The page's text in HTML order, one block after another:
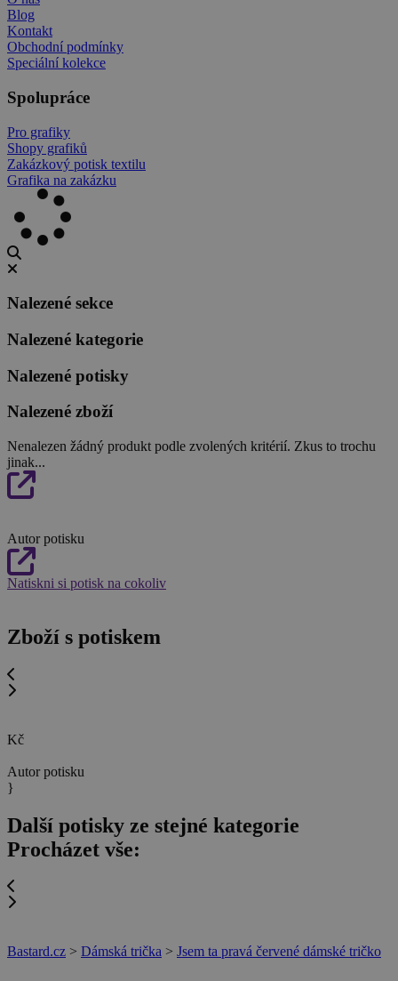
Blog
Kontakt
Obchodní podmínky
Speciální kolekce
Spolupráce
Pro grafiky
Shopy grafiků
Zakázkový potisk textilu
Grafika na zakázku
Nalezené sekce
Nalezené kategorie
Nalezené potisky
Nalezené zboží
Nenalezen žádný produkt podle zvolených kritérií. Zkus to trochu
jinak...
Autor potisku
Natiskni si potisk na cokoliv
Zboží s potiskem
Kč
Autor potisku
}
Další potisky ze stejné kategorie
Procházet vše:
Bastard.cz > Dámská trička > Jsem ta pravá červené dámské tričko